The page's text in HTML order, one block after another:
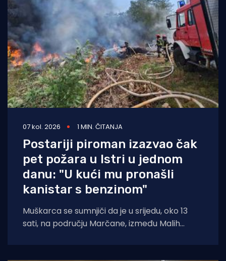
07 kol. 2026 1 MIN. ČITANJA
Postariji piroman izazvao čak
pet požara u Istri u jednom
danu: "U kući mu pronašli
kanistar s benzinom"
Muškarca se sumnjiči da je u srijedu, oko 13
sati, na području Marčane, između Malih